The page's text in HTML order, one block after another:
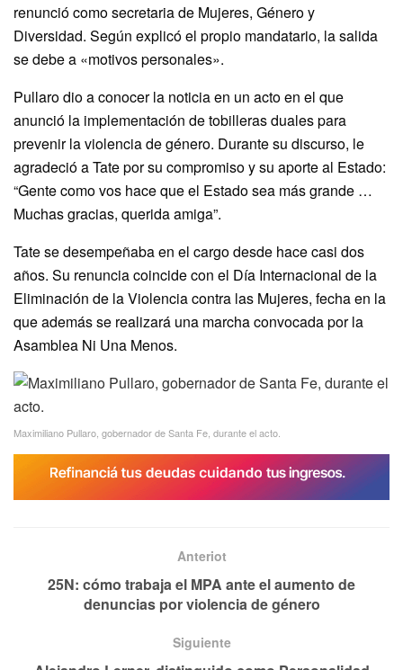
renunció como secretaria de Mujeres, Género y
Diversidad. Según explicó el propio mandatario, la salida
se debe a «motivos personales».
Pullaro dio a conocer la noticia en un acto en el que
anunció la implementación de tobilleras duales para
prevenir la violencia de género. Durante su discurso, le
agradeció a Tate por su compromiso y su aporte al Estado:
“Gente como vos hace que el Estado sea más grande …
Muchas gracias, querida amiga”.
Tate se desempeñaba en el cargo desde hace casi dos
años. Su renuncia coincide con el Día Internacional de la
Eliminación de la Violencia contra las Mujeres, fecha en la
que además se realizará una marcha convocada por la
Asamblea Ni Una Menos.
Maximiliano Pullaro, gobernador de Santa Fe, durante el acto.
Anteriot
25N: cómo trabaja el MPA ante el aumento de
denuncias por violencia de género
Siguiente